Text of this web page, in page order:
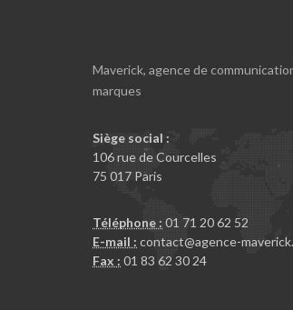
Maverick, agence de
marques
Siège social :
106 rue de Courcelles
75 017 Paris
Téléphone : 01 71 20 62 52
E-mail : contact@agence-
Fax : 01 83 62 30 24